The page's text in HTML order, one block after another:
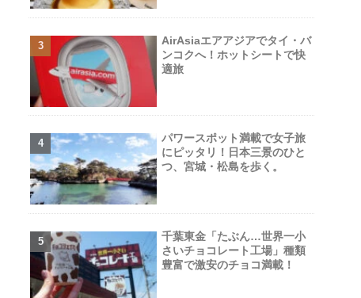
AirAsiaエアアジアでタイ・バ
ンコクへ！ホットシートで快
適旅
パワースポット満載で女子旅
にピッタリ！日本三景のひと
つ、宮城・松島を歩く。
千葉東金「たぶん…世界一小
さいチョコレート工場」種類
豊富で激安のチョコ満載！